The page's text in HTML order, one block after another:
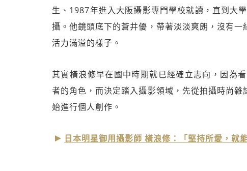
生、1987年進入大阪攝影專門學校就讀，直到大
攝。他鏡頭底下的蒼井優，帶著淡淡爽朗，沒有
活力滿溢的樣子。
其實橫浪修早在國中時期就已經確立志向，因為
者的角色，而決定踏入攝影領域，先從拍攝時尚
始進行個人創作。
日本明星御用攝影師 橫浪修：「堅持所愛，就